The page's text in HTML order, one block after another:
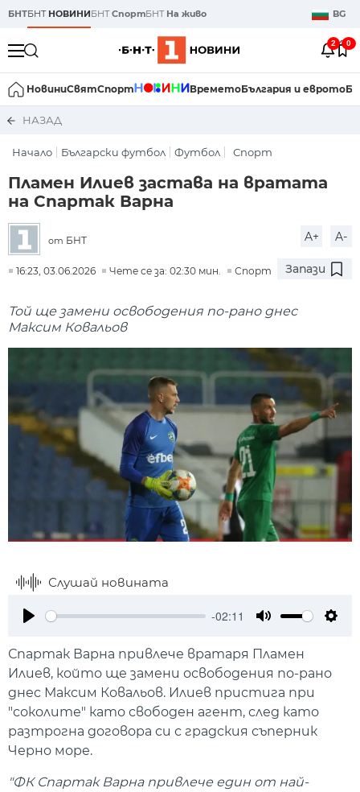
БНТБНТ НОВИНИБНТСпортБНТ На живо BG
2 0
НовиниСвятСпорт ВреметоБългария и еврото
НАЗАД
Начало Български футбол Футбол Спорт
Пламен Илиев застава на вратата
на Спартак Варна
от БНТ A+ A-
16:23, 03.06.2026 Чете се за: 02:30 мин. Спорт Запази
Той ще замени освободения по-рано днес
Максим Ковальов
Слушай новината
-02:11
Спартак Варна привлече вратаря Пламен
Илиев, който ще замени освободения по-рано
днес Максим Ковальов. Илиев пристига при
"соколите" като свободен агент, след като
разтрогна договора си с градския съперник
Черно море.
"ФК Спартак Варна привлече един от най-